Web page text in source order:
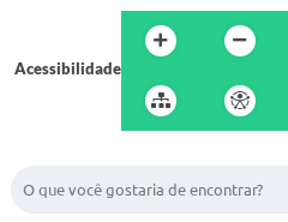
Acessibilidade